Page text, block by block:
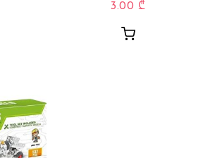
3.00 ₾